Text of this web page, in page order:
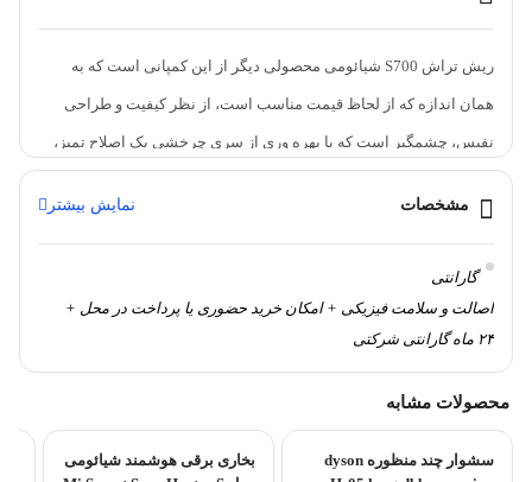
ریش تراش S700 شیائومی محصولی دیگر از این کمپانی است که به
همان اندازه که از لحاظ قیمت مناسب است، از نظر کیفیت و طراحی
نفیس، چشمگیر است که با بهره وری از سری چرخشی یک اصلاح تمیز،
Mijia از سیستم شناور 360 درجه ، متناسب با تمامی خطوط صورت می
حلقه ای و ویژگی ضد آب بودن، تجربه اصلاح بهتری را به کاربران می دهد.
مشخصات نمایش بیشتر
گارانتی
اصالت و سلامت فیزیکی + امکان خرید حضوری یا پرداخت در محل +
۲۴ ماه گارانتی شرکتی
محصولات مشابه
سشوار چند منظوره dyson
بخاری برقی هوشمند شیائومی